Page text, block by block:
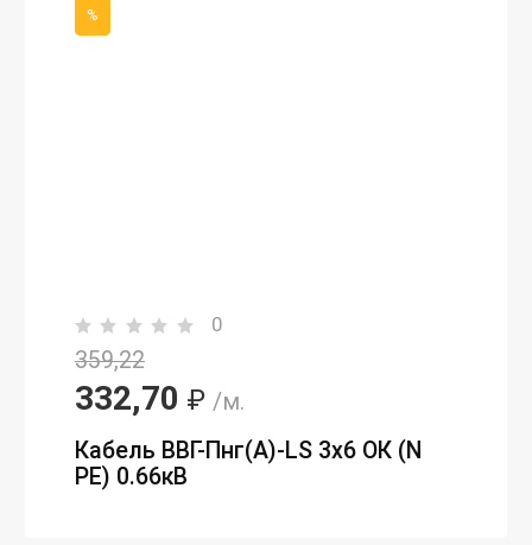
%
0
359,22
332,70 ₽ /м.
Кабель ВВГ-Пнг(А)-LS 3х6 ОК (N
PE) 0.66кВ